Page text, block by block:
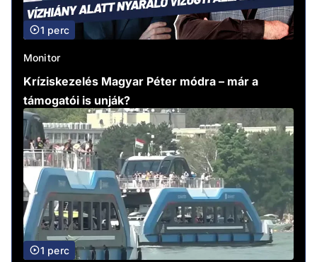
1 perc
Monitor
Kríziskezelés Magyar Péter módra – már a
támogatói is unják?
1 perc